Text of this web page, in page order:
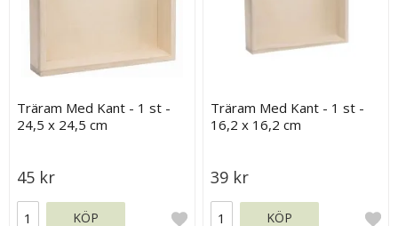
Träram Med Kant - 1 st -
24,5 x 24,5 cm
45 kr
KÖP
Träram Med Kant - 1 st -
16,2 x 16,2 cm
39 kr
KÖP